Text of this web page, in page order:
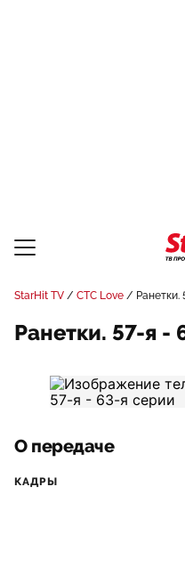
StarHit TV СТС Love Ранетки.
Ранетки. 57-я -
О передаче
КАДРЫ